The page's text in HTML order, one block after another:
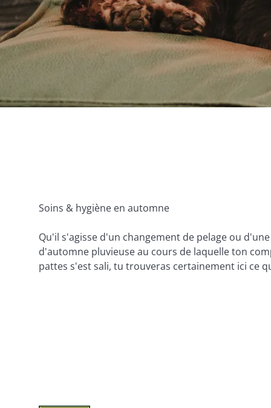
Soins & hygiène en automne
Qu'il s'agisse d'un changement de pelage ou
d'automne pluvieuse au cours de laquelle ton
pattes s'est sali, tu trouveras certainement ici ce